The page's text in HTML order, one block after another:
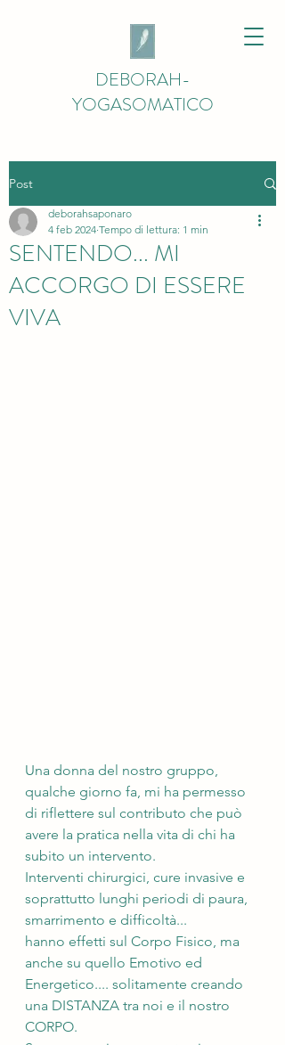
DEBORAH-
YOGASOMATICO
Post
SENTENDO... MI
ACCORGO DI ESSERE
VIVA
deborahsaponaro
4 feb 2024 Tempo di lettura: 1 min
Una donna del nostro gruppo,
qualche giorno fa, mi ha permesso
di riflettere sul contributo che può
avere la pratica nella vita di chi ha
subito un intervento.
Interventi chirurgici, cure invasive e
soprattutto lunghi periodi di paura,
smarrimento e difficoltà...
hanno effetti sul Corpo Fisico, ma
anche su quello Emotivo ed
Energetico.... solitamente creando
una DISTANZA tra noi e il nostro
CORPO.